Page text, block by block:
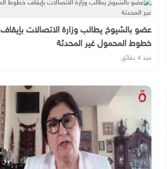
عضو بالشيوخ يطالب وزارة الاتصالات بإيقاف
خطوط المحمول غير المحدثة
منذ 4 دقائق